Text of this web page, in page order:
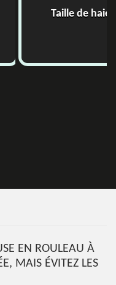
Taille de haie
EN ROULEAU À
MAIS ÉVITEZ LES